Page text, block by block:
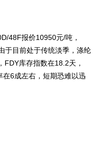
48F报价10950元/吨，
于目前处于传统淡季，涤纶
库存指数在18.2天，
6成左右，短期恐难以迅